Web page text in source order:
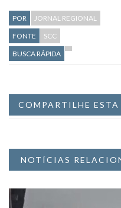
POR
JORNAL REGIONAL
FONTE
SCC
BUSCA RÁPIDA
COMPARTILHE
NOTÍCIAS